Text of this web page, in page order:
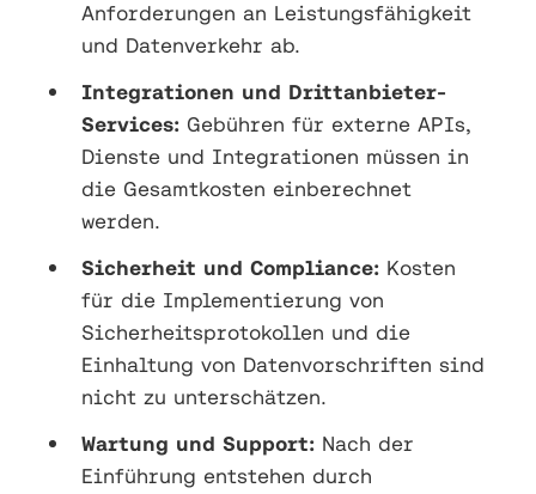
Anforderungen an Leistungsfähigkeit
und Datenverkehr ab.
Integrationen und Drittanbieter-
Services: Gebühren für externe APIs,
Dienste und Integrationen müssen in
die Gesamtkosten einberechnet
werden.
Sicherheit und Compliance: Kosten
für die Implementierung von
Sicherheitsprotokollen und die
Einhaltung von Datenvorschriften sind
nicht zu unterschätzen.
Wartung und Support: Nach der
Einführung entstehen durch